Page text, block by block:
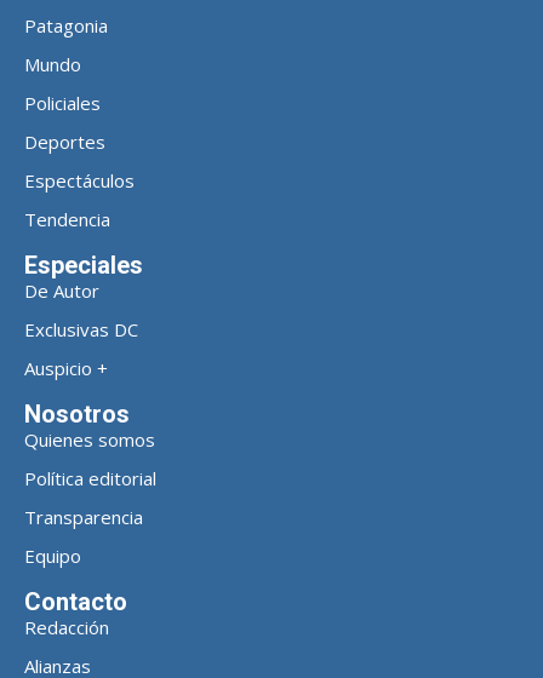
Patagonia
Mundo
Policiales
Deportes
Espectáculos
Tendencia
Especiales
De Autor
Exclusivas DC
Auspicio +
Nosotros
Quienes somos
Política editorial
Transparencia
Equipo
Contacto
Redacción
Alianzas